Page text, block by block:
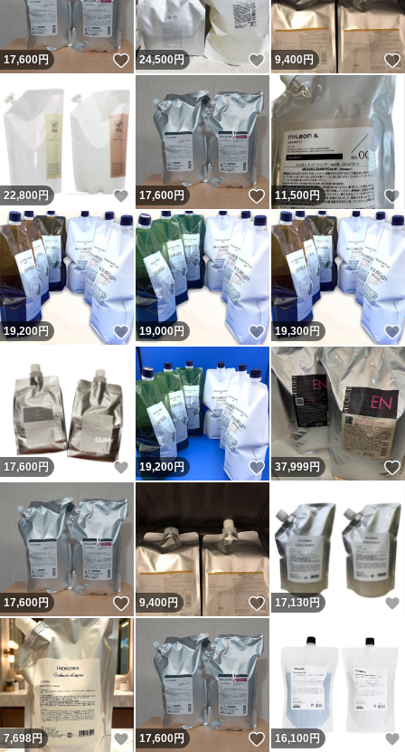
17,600円 いいね！
24,500円 いいね！
9,400円
22,800円 いいね！
17,600円 いいね！
11,500円
19,200円 いいね！
19,000円 いいね！
19,300円
17,600 円 いいね！
19,200円 いいね！
37,999円
17,600円 いいね！
9,400円 いいね！
17,130 円
7,698円 いいね！
17,600円 いいね！
16,100 円